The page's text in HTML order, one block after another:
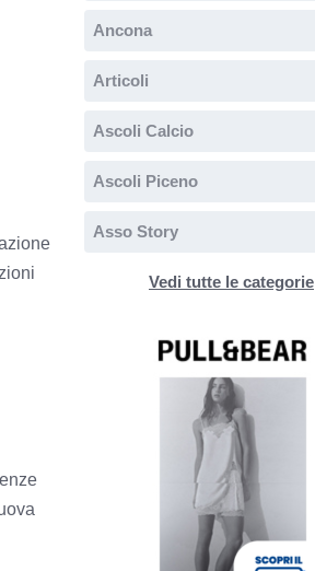
Ancona
Articoli
Ascoli Calcio
Ascoli Piceno
Asso Story
Vedi tutte le categorie